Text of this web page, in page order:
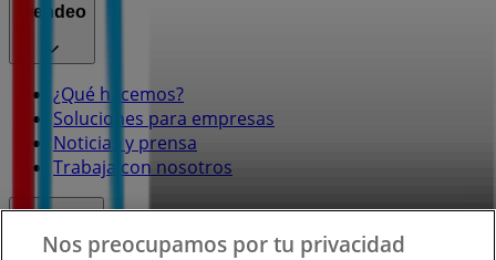
Tiendeo
¿Qué hacemos?
Soluciones para empresas
Noticias y prensa
Trabaja con nosotros
Nos preocupamos por tu privacidad